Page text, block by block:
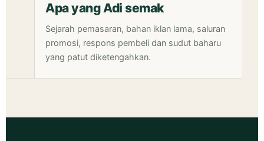
Apa yang Adi semak
Sejarah pemasaran, bahan iklan lama, saluran
promosi, respons pembeli dan sudut baharu
yang patut diketengahkan.